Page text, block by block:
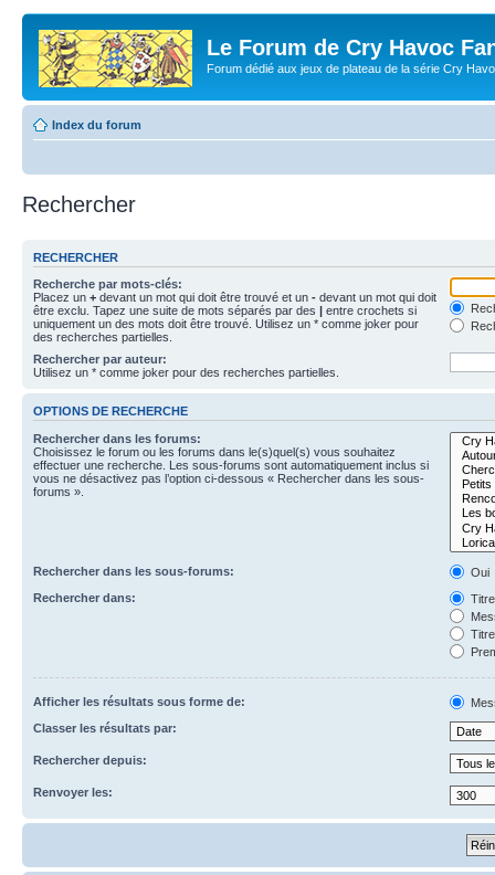
Le Forum de Cry Havoc
Forum dédié aux jeux de plateau de la série Cry
Index du forum
Rechercher
RECHERCHER
Recherche par mots-clés:
Placez un + devant un mot qui doit être trouvé et un - devant un mot qui doit
être exclu. Tapez une suite de mots séparés par des | entre crochets si
uniquement un des mots doit être trouvé. Utilisez un * comme joker pour
des recherches partielles.
Rechercher par auteur:
Utilisez un * comme joker pour des recherches partielles.
OPTIONS DE RECHERCHE
Rechercher dans les forums:
Choisissez le forum ou les forums dans le(s)quel(s) vous souhaitez
effectuer une recherche. Les sous-forums sont automatiquement inclus si
vous ne désactivez pas l’option ci-dessous « Rechercher dans les sous-
forums ».
Rechercher dans les sous-forums:
Oui
Rechercher dans:
Afficher les résultats sous forme de:
Classer les résultats par:
Rechercher depuis:
Renvoyer les: